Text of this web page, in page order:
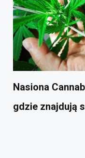
Nasiona
gdzie znajdują